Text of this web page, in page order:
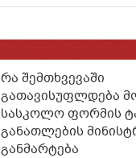
რა შემთხვევაში
გათავისუფლდება
სასკოლო ფორმის
განათლების
განმარტება